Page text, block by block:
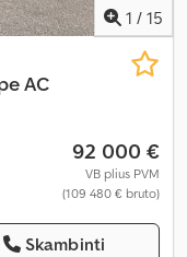
1 / 15
AC
92 000 €
VB plius PVM
(109 480 € bruto)
Skambinti